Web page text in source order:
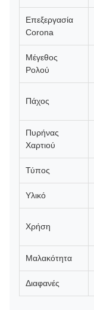
Επεξεργασία
Corona
Μέγεθος
Ρολού
Πάχος
Πυρήνας
Χαρτιού
Τύπος
Υλικό
Χρήση
Μαλακότητα
Διαφανές